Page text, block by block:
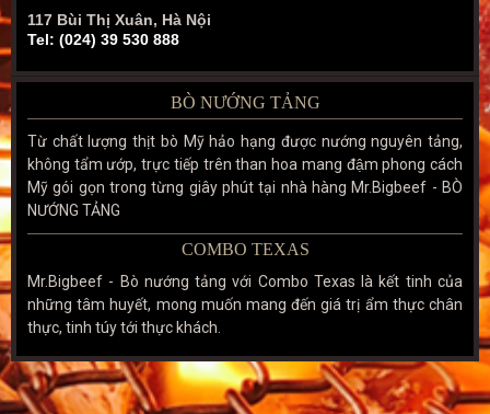
117 Bùi Thị Xuân, Hà Nội
Tel: (024) 39 530 888
BÒ NƯỚNG TẢNG
Từ chất lượng thịt bò Mỹ hảo hạng được nướng nguyên tảng,
không tẩm ướp, trực tiếp trên than hoa mang đậm phong cách
Mỹ gói gọn trong từng giây phút tại nhà hàng Mr.Bigbeef - BÒ
NƯỚNG TẢNG
COMBO TEXAS
Mr.Bigbeef - Bò nướng tảng với Combo Texas là kết tinh của
những tâm huyết, mong muốn mang đến giá trị ẩm thực chân
thực, tinh túy tới thực khách.